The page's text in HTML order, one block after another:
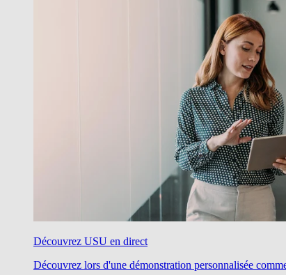
Découvrez USU en direct
Découvrez lors d'une démonstration personnalisée